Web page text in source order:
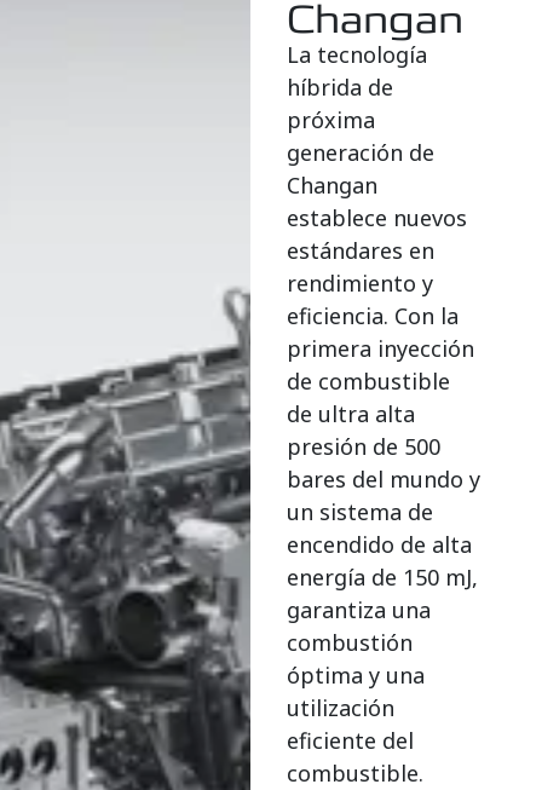
Changan
La tecnología
híbrida de
próxima
generación de
Changan
establece nuevos
estándares en
rendimiento y
eficiencia. Con la
primera inyección
de combustible
de ultra alta
presión de 500
bares del mundo y
un sistema de
encendido de alta
energía de 150 mJ,
garantiza una
combustión
óptima y una
utilización
eficiente del
combustible.